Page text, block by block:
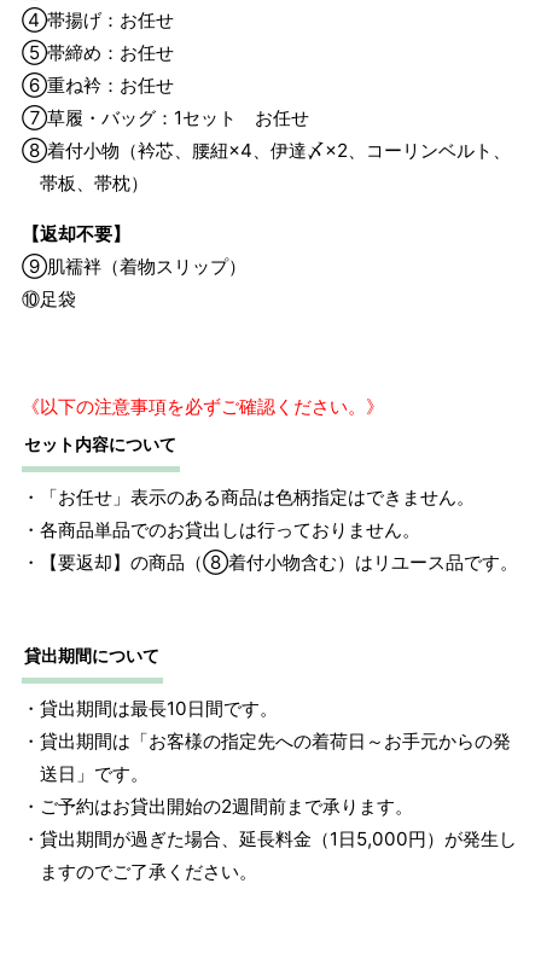
サイズ 身長目安
M ～158cm ～95cm
約158cm
4尺1寸
で作られた道具で測っていたので鯨尺と言います。
単位：１尺＝約38cm １寸＝約3.8cm １分＝約0.38cm
2 鯨尺寸法となりますので上表の cm はおおよその長さとな
ります。
④帯揚げ：お任せ
⑤帯締め：お任せ
⑥重ね衿：お任せ
⑦草履・バッグ：1セット お任せ
⑧着付小物（衿芯、腰紐×4、伊達〆×2、コーリンベルト、
帯板、帯枕）
【返却不要】
⑨肌襦袢（着物スリップ）
⑩足袋
《以下の注意事項を必ずご確認ください。》
セット内容について
・「お任せ」表示のある商品は色柄指定はできません。
・各商品単品でのお貸出しは行っておりません。
・【要返却】の商品（⑧着付小物含む）はリユース品です。
貸出期間について
・貸出期間は最長10日間です。
・貸出期間は「お客様の指定先への着荷日～お手元からの発
送日」です。
・ご予約はお貸出開始の2週間前まで承ります。
・貸出期間が過ぎた場合、延長料金（1日5,000円）が発生し
ますのでご了承ください。